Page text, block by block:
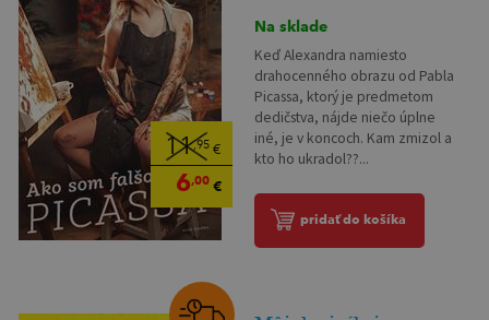
11,95€
6,00€
Na sklade
Keď Alexandra namiesto
drahocenného obrazu od Pabla
Picassa, ktorý je predmetom
dedičstva, nájde niečo úplne
iné, je v koncoch. Kam zmizol a
kto ho ukradol??...
pridať do košíka